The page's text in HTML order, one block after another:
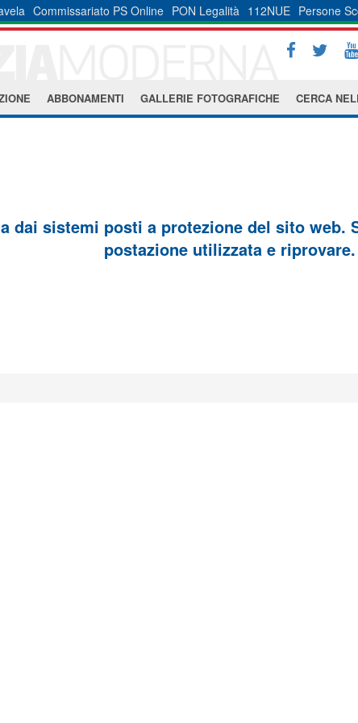
Commissariato PS Online PON Legalità 112NUE Persone
ABBONAMENTI GALLERIE FOTOGRAFICHE CERCA
dai sistemi posti a protezione del sito
postazione utilizzata e riprovare.